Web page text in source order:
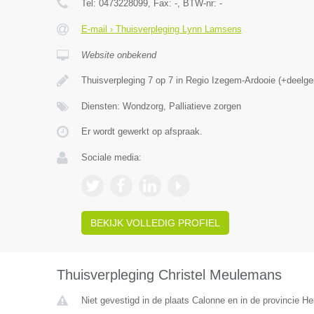
Tel: 0473228099, Fax: -, BTW-nr: -
E-mail › Thuisverpleging Lynn Lamsens
Website onbekend
Thuisverpleging 7 op 7 in Regio Izegem-Ardooie
Diensten: Wondzorg, Palliatieve zorgen
Er wordt gewerkt op afspraak.
Sociale media:
BEKIJK VOLLEDIG PROFIEL
Thuisverpleging Christel Meulemans
Niet gevestigd in de plaats Calonne en in de provincie